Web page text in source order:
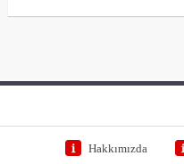
Hakkımızda